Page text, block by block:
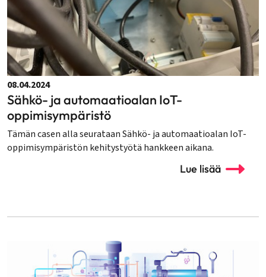
08.04.2024
Sähkö- ja automaatioalan IoT-
oppimisympäristö
Tämän casen alla seurataan Sähkö- ja automaatioalan IoT-
oppimisympäristön kehitystyötä hankkeen aikana.
Lue lisää